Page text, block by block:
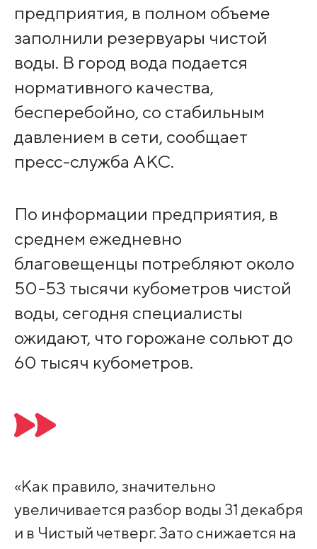
предприятия, в полном объеме
заполнили резервуары чистой
воды. В город вода подается
нормативного качества,
бесперебойно, со стабильным
давлением в сети, сообщает
пресс-служба АКС.
По информации предприятия, в
среднем ежедневно
благовещенцы потребляют около
50-53 тысячи кубометров чистой
воды, сегодня специалисты
ожидают, что горожане сольют до
60 тысяч кубометров.
«Как правило, значительно
увеличивается разбор воды 31 декабря
и в Чистый четверг. Зато снижается на